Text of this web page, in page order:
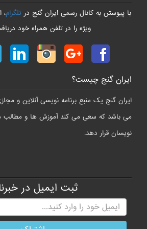
لینک دانلود بعد از خرید
لینک دانلود بعد از خرید
لینک دانلود بعد از خرید
لینک دانلود بعد از خرید
لینک دانلود بعد از خرید
لینک دانلود بعد از خرید
لینک دانلود بعد از خرید
لینک دانلود بعد از خرید
لینک دانلود بعد از خرید
با پیوستن به کانال رسمی ایران گنج درتلگرام،
ویژه را در تلفن همراه خود
ایران گنج چیست؟
ایران گنج یک منبع برنامه نویسی آنلاین و
می باشد که سعی می کند آموزش ها و مطالب
نویسان قرار دهد.
ثبت ایمیل در